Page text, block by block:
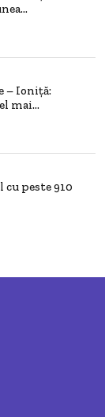
– Ioniță:
mai...
peste 910